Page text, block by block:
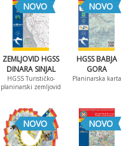
NOVO
ZEMLJOVID HGSS
DINARA SINJAL
HGSS Turističko-
planinarski zemljovid
NOVO
HGSS BABJA
GORA
Planinarska karta
NOVO NOVO